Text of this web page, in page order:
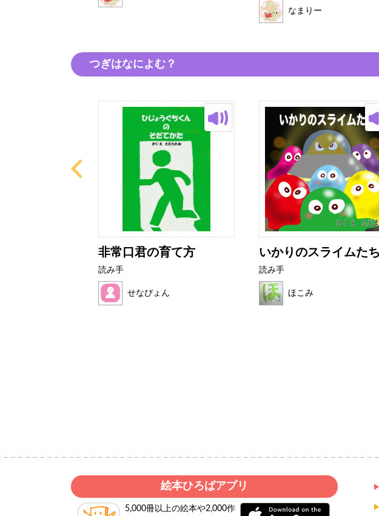
なまりー
つぎはなによむ？
非常口君の育て方
読み手
せなぴょん
いかりのスライムたち
読み手
ほこみ
絵本ひろばアプリ
5,000冊以上の絵本や2,000作